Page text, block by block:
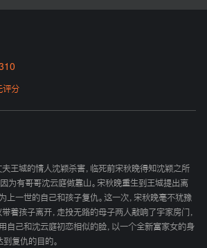
评分
王城的情人沈颖杀害，临死前宋秋晚得知沈颖之所
为有哥哥沈云庭做靠山。宋秋晚重生到王城提出离
上一世的自己和孩子复仇。这一次，宋秋晚毫不犹豫
着孩子离开，走投无路的母子两人敲响了宇家房门，
自己和沈云庭初恋相似的脸，以一个全新富家女的身
到复仇的目的。